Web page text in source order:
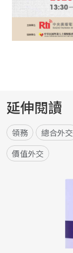
延伸閱讀
領務 總合外交
價值外交